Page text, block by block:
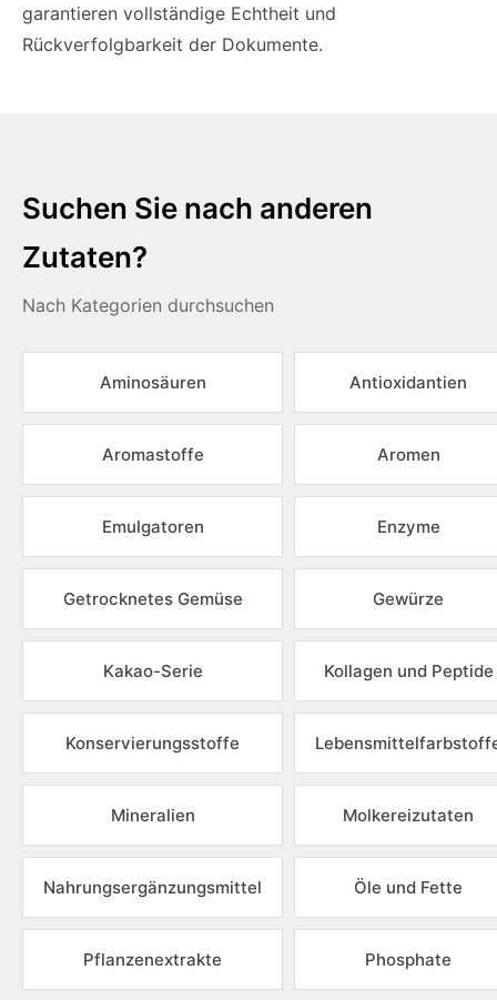
garantieren vollständige Echtheit und
Rückverfolgbarkeit der Dokumente.
Suchen Sie nach anderen
Zutaten?
Nach Kategorien durchsuchen
Aminosäuren Antioxidantien
Aromastoffe Aromen
Emulgatoren Enzyme
Getrocknetes Gemüse Gewürze
Kakao-Serie Kollagen und Peptide
Konservierungsstoffe
Mineralien Molkereizutaten
Nahrungsergänzungsmittel Öle und Fette
Pflanzenextrakte Phosphate